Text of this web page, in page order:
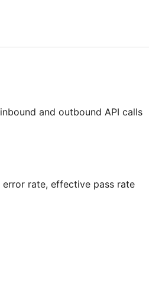
and outbound API calls
error rate, effective pass rate